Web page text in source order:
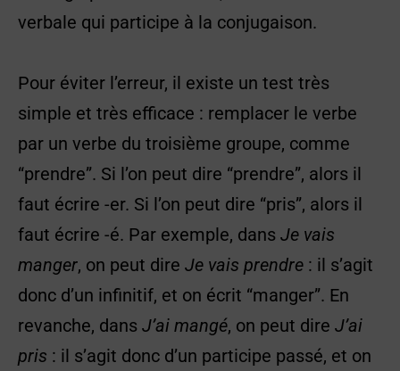
verbale qui participe à la conjugaison.
Pour éviter l’erreur, il existe un test très
simple et très efficace : remplacer le verbe
par un verbe du troisième groupe, comme
“prendre”. Si l’on peut dire “prendre”, alors il
faut écrire -er. Si l’on peut dire “pris”, alors il
faut écrire -é. Par exemple, dans Je vais
manger, on peut dire Je vais prendre : il s’agit
donc d’un infinitif, et on écrit “manger”. En
revanche, dans J’ai mangé, on peut dire J’ai
pris : il s’agit donc d’un participe passé, et on